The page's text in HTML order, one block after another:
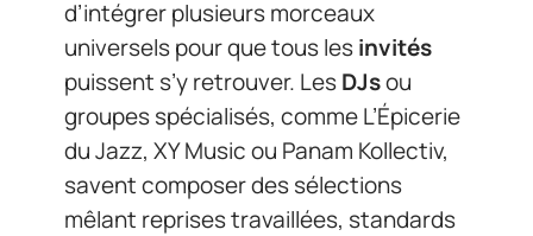
d’intégrer plusieurs morceaux
universels pour que tous lesinvités
puissent s’y retrouver. LesDJsou
groupes spécialisés, comme L’Épicerie
du Jazz, XY Music ou Panam Kollectiv,
savent composer des sélections
mêlant reprises travaillées, standards